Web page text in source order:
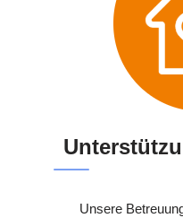
Unsere